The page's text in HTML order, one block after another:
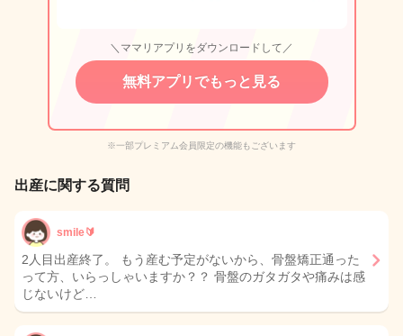
＼ママリアプリをダウンロードして／
無料アプリでもっと見る
※一部プレミアム会員限定の機能もございます
出産に関する質問
smile🔰
2人目出産終了。 もう産む予定がないから、骨盤矯正通った
って方、いらっしゃいますか？？ 骨盤のガタガタや痛みは感
じないけど…